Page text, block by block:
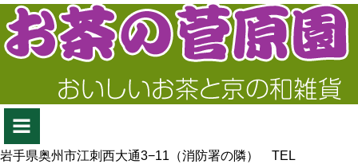
岩手県奥州市江刺西大通3−11（消防署の隣） TEL